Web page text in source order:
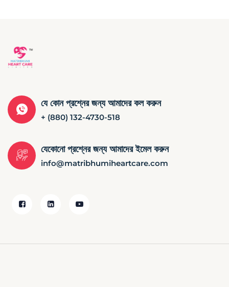
যে কোন প্রশ্নের জন্য আমাদের কল করুন
+ (880) 132-4730-518
যেকোনো প্রশ্নের জন্য আমাদের ইমেল করুন
info@matribhumiheartcare.com